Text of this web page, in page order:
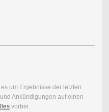
um Ergebnisse der letzten
Ankündigungen auf einen
vorbei.